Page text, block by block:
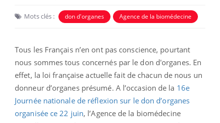
Mots clés : don d'organes Agence de la biomédecine
Tous les Français n’en ont pas conscience, pourtant
nous sommes tous concernés par le don d'organes. En
effet, la loi française actuelle fait de chacun de nous un
donneur d’organes présumé. A l’occasion de la 16e
Journée nationale de réflexion sur le don d’organes
organisée ce 22 juin, l’Agence de la biomédecine